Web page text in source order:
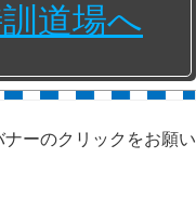
道場へ
ーのクリックをお願い